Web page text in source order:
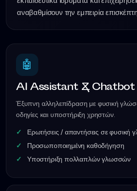
αναβαθμίσουν την εμπειρία
🤖
AI Assistant & Chatbot
Έξυπνη αλληλεπίδραση με φυσική
οδηγίες και υποστήριξη χρηστών.
Ερωτήσεις / απαντήσεις σε φυσική
Προσωποποιημένη καθοδήγηση
Υποστήριξη πολλαπλών γλωσσών